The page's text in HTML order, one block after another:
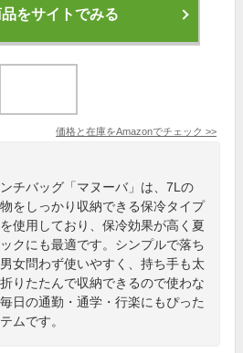
をサイトでみる
価格と在庫をAmazonでチェック >>
チバッグ「マヌーバ」は、7Lの
をしっかり収納できる保冷タイプ
使用しており、保冷効果が高く夏
クにも最適です。シンプルで落ち
女問わず使いやすく、持ち手も太
りたたんで収納できるので使わな
日の通勤・通学・行楽にもぴった
ムです。